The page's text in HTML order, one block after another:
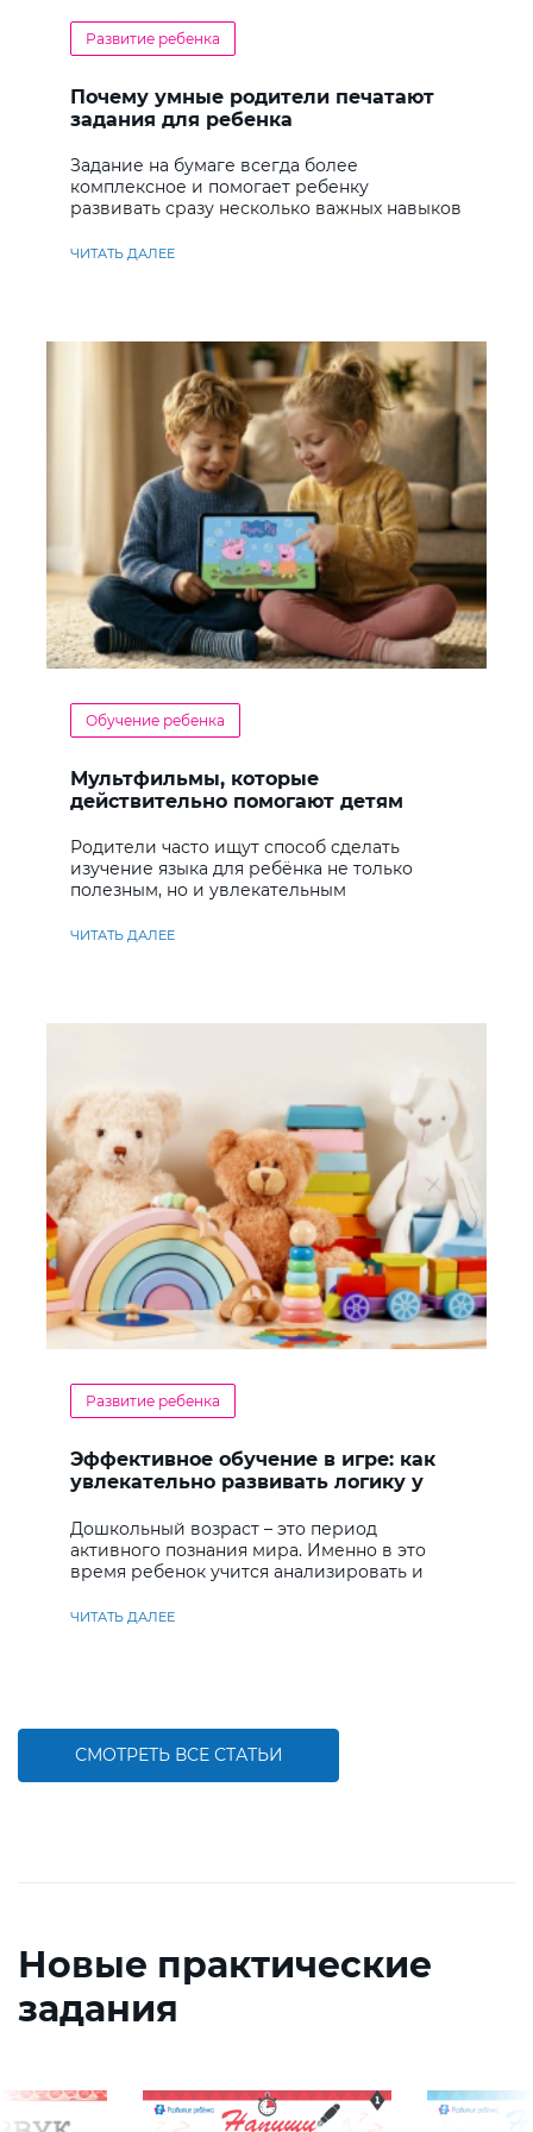
Развитие ребенка
Почему умные родители печатают
задания для ребенка
Задание на бумаге всегда более
комплексное и помогает ребенку
развивать сразу несколько важных навыков
ЧИТАТЬ ДАЛЕЕ
Обучение ребенка
Мультфильмы, которые
действительно помогают детям
Родители часто ищут способ сделать
изучение языка для ребёнка не только
полезным, но и увлекательным
ЧИТАТЬ ДАЛЕЕ
Развитие ребенка
Эффективное обучение в игре: как
увлекательно развивать логику у
Дошкольный возраст – это период
активного познания мира. Именно в это
время ребенок учится анализировать и
ЧИТАТЬ ДАЛЕЕ
СМОТРЕТЬ ВСЕ СТАТЬИ
Новые практические
задания